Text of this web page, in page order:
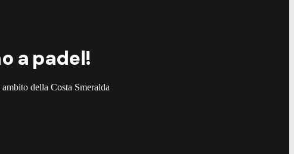
a padel!
della Costa Smeralda